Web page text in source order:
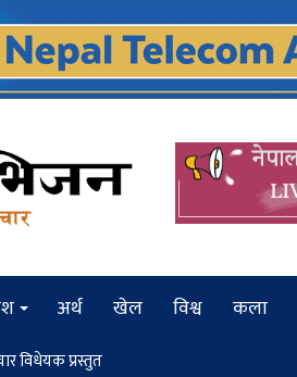
अर्थ खेल विश्व कला
विधेयक प्रस्तुत